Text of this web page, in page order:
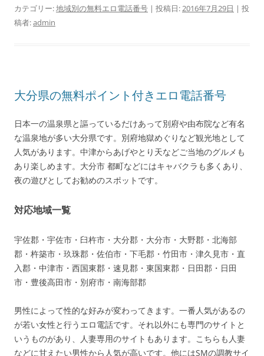
カテゴリー:地域別の無料エロ電話番号 | 投稿日:2016年7月29日 | 投
稿者:admin
大分県の無料ポイント付きエロ電話番号
日本一の温泉県と謳っているだけあって別府や由布院など有名
な温泉地が多い大分県です。別府地獄めぐりなど観光地として
人気があります。中津からあげやとり天などご当地のグルメも
あり楽しめます。大分市 都町などにはキャバクラも多くあり、
夜の遊びとしてお勧めのスポットです。
対応地域一覧
宇佐郡・宇佐市・臼杵市・大分郡・大分市・大野郡・北海部
郡・杵築市・玖珠郡・佐伯市・下毛郡・竹田市・津久見市・直
入郡・中津市・西国東郡・速見郡・東国東郡・日田郡・日田
市・豊後高田市・別府市・南海部郡
男性によって性的な好みが変わってきます。一番人気があるの
が若い女性と行うエロ電話です。それ以外にも専門のサイトと
いうものがあり、人妻専用のサイトもあります。こちらも人妻
などに甘えたい男性から人気が高いです。他にはSMの調教サイ